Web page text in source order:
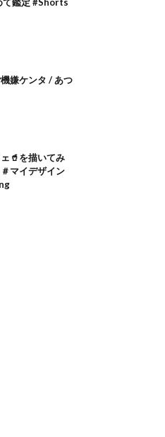
機嫌ケンタ / あつ
ェ🥤を描いてみ
マイデザイン